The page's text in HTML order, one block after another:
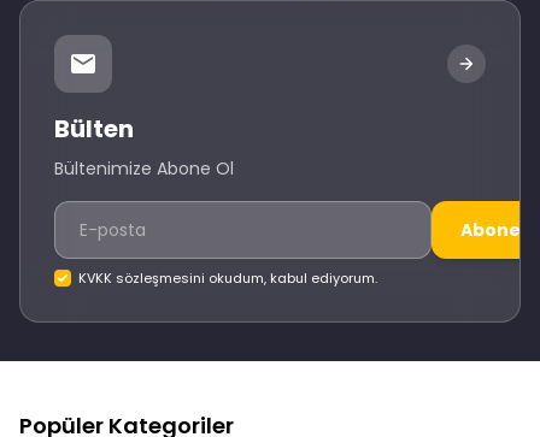
Bülten
Bültenimize Abone Ol
Abone
KVKK sözleşmesini okudum, kabul ediyorum.
Popüler Kategoriler